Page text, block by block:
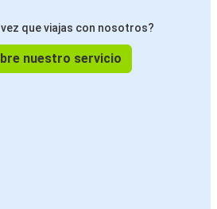
que viajas con nosotros?
nuestro servicio